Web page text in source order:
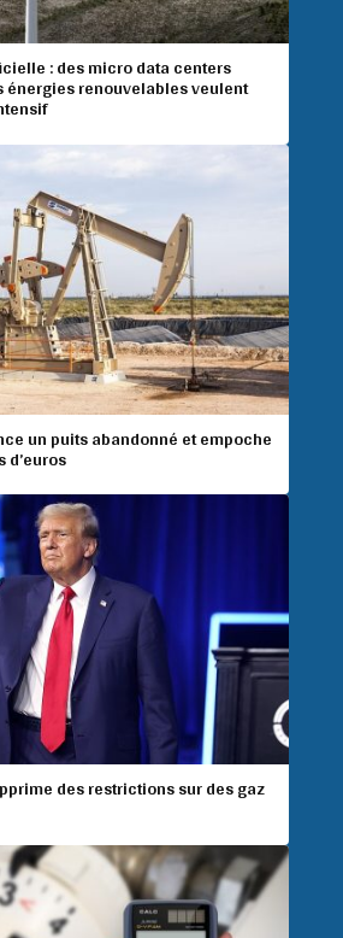
: des micro data centers
énergies renouvelables veulent
un puits abandonné et empoche
des restrictions sur des gaz